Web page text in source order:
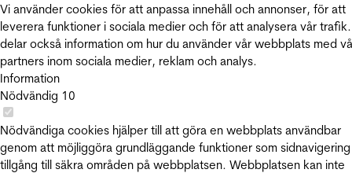
Vi använder cookies för att anpassa innehåll och annonser, för att
leverera funktioner i sociala medier och för att analysera vår
delar också information om hur du använder vår webbplats med
partners inom sociala medier, reklam och analys.
Information
Nödvändig 10
Nödvändiga cookies hjälper till att göra en webbplats användbar
genom att möjliggöra grundläggande funktioner som
tillgång till säkra områden på webbplatsen. Webbplatsen kan inte